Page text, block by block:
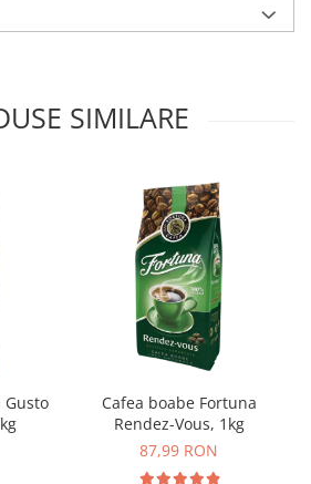
SIMILARE
Gusto
Cafea boabe Fortuna
Rendez-Vous, 1kg
87,99 RON